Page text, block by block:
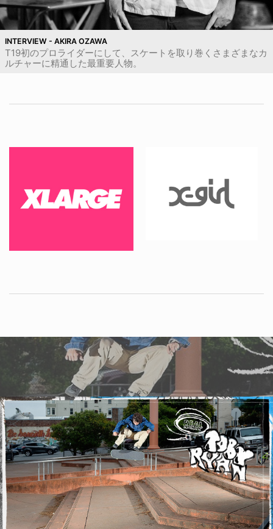
INTERVIEW - AKIRA OZAWA
T19初のプロライダーにして、スケートを取り巻くさまざまなカ
ルチャーに精通した最重要人物。